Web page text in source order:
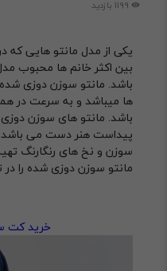
بین اکثر خانم ها محبوب
باشد. مانتو سوزن دوزی
ها میباشد و به سرعت در
باشد. مانتو های سوزن
پیداست هنر دست می باشد.
سوزن و نخ های رنگارنگ
مانتو سوزن دوزی شده را
خرید کت